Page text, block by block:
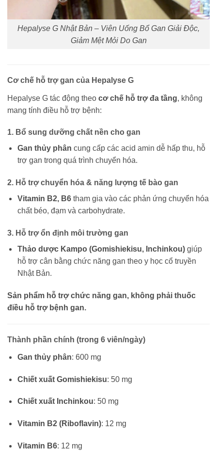
Hepalyse G Nhật Bản – Viên Uống Bổ Gan Giải Độc,
Giảm Mệt Mỏi Do Gan
Cơ chế hỗ trợ gan của Hepalyse G
Hepalyse G tác động theo cơ chế hỗ trợ đa tầng, không
mang tính điều hỗ trợ bệnh:
1. Bổ sung dưỡng chất nền cho gan
Gan thủy phân cung cấp các acid amin dễ hấp thu, hỗ
trợ gan trong quá trình chuyển hóa.
2. Hỗ trợ chuyển hóa & năng lượng tế bào gan
Vitamin B2, B6tham gia vào các phản ứng chuyển hóa
chất béo, đạm và carbohydrate.
3. Hỗ trợ ổn định môi trường gan
Thảo dược Kampo (Gomishiekisu, Inchinkou)giúp
hỗ trợ cân bằng chức năng gan theo y học cổ truyền
Nhật Bản.
Sản phẩm hỗ trợ chức năng gan, không phải thuốc
điều hỗ trợ bệnh gan.
Thành phần chính (trong 6 viên/ngày)
Gan thủy phân: 600 mg
Chiết xuất Gomishiekisu: 50 mg
Chiết xuất Inchinkou: 50 mg
Vitamin B2 (Riboflavin): 12 mg
Vitamin B6: 12 mg